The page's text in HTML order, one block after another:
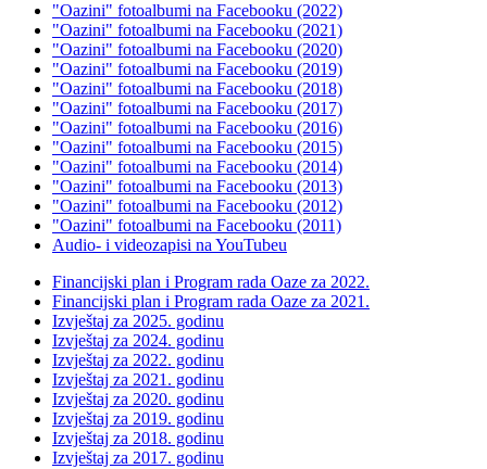
"Oazini" fotoalbumi na Facebooku (2022)
"Oazini" fotoalbumi na Facebooku (2021)
"Oazini" fotoalbumi na Facebooku (2020)
"Oazini" fotoalbumi na Facebooku (2019)
"Oazini" fotoalbumi na Facebooku (2018)
"Oazini" fotoalbumi na Facebooku (2017)
"Oazini" fotoalbumi na Facebooku (2016)
"Oazini" fotoalbumi na Facebooku (2015)
"Oazini" fotoalbumi na Facebooku (2014)
"Oazini" fotoalbumi na Facebooku (2013)
"Oazini" fotoalbumi na Facebooku (2012)
"Oazini" fotoalbumi na Facebooku (2011)
Audio- i videozapisi na YouTubeu
Financijski plan i Program rada Oaze za 2022.
Financijski plan i Program rada Oaze za 2021.
Izvještaj za 2025. godinu
Izvještaj za 2024. godinu
Izvještaj za 2022. godinu
Izvještaj za 2021. godinu
Izvještaj za 2020. godinu
Izvještaj za 2019. godinu
Izvještaj za 2018. godinu
Izvještaj za 2017. godinu